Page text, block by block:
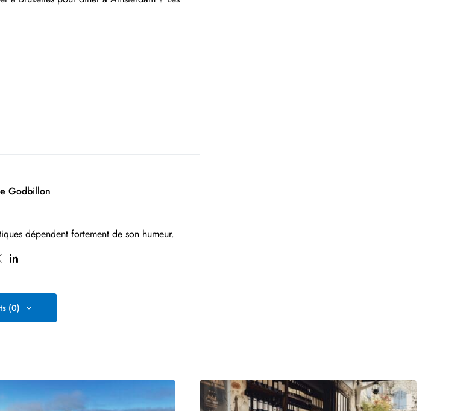
Godbillon
dépendent fortement de son humeur.
(0)